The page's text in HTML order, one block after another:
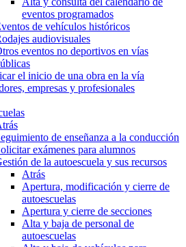
eventos programados
de vehículos históricos
audiovisuales
eventos no deportivos en vías
el inicio de una obra en la vía
empresas y profesionales
de enseñanza a la conducción
exámenes para alumnos
de la autoescuela y sus recursos
Atrás
Apertura, modificación y cierre de
autoescuelas
Apertura y cierre de secciones
Alta y baja de personal de
autoescuelas